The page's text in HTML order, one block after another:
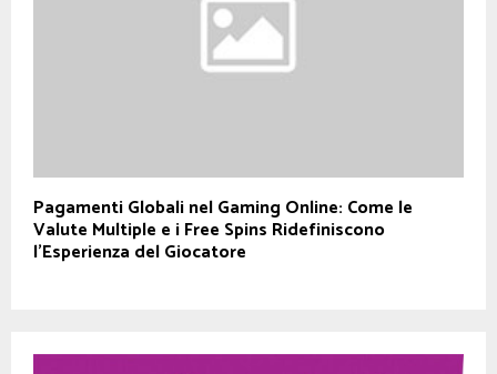
Pagamenti Globali nel Gaming Online: Come le
Valute Multiple e i Free Spins Ridefiniscono
l’Esperienza del Giocatore